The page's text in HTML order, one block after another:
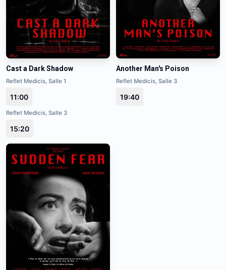
Cast a Dark Shadow
Reflet Medicis, Salle 1
11:00
Reflet Medicis, Salle 3
15:20
Another Man's Poison
Reflet Medicis, Salle 3
19:40